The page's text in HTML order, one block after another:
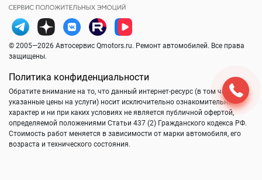
© 2005—2026 Автосервис Qmotors.ru. Ремонт автомобилей. Все права
защищены.
Политика конфиденциальности
Обратите внимание на то, что данный интернет-ресурс (в том числе
указанные цены на услуги) носит исключительно ознакомительный
характер и ни при каких условиях не является публичной офертой,
определяемой положениями Статьи 437 (2) Гражданского кодекса РФ.
Стоимость работ меняется в зависимости от марки автомобиля, его
возраста и технического состояния.